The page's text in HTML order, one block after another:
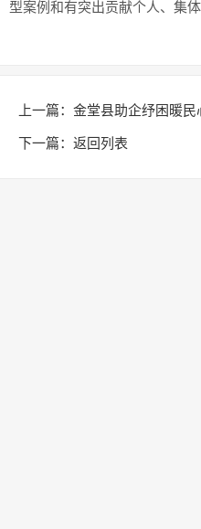
型案例和有突出贡献个人、集体
上一篇： 金堂县助企纾困暖民
下一篇： 返回列表